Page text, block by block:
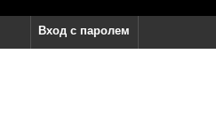
Вход с паролем